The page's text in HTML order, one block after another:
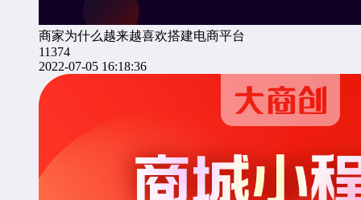
商家为什么越来越喜欢搭建电商平台
11374
2022-07-05 16:18:36